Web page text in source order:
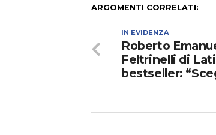
ARGOMENTI CORRELATI:
IN EVIDENZA
Roberto
Feltrinelli di
bestseller: